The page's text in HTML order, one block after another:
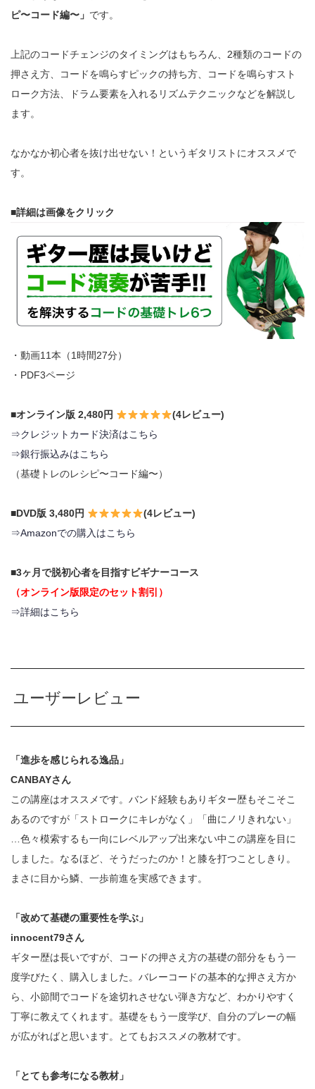
ピ〜コード編〜」 です。
上記のコードチェンジのタイミングはもちろん、2種類のコードの
押さえ方、コードを鳴らすピックの持ち方、コードを鳴らすスト
ローク方法、ドラム要素を入れるリズムテクニックなどを解説し
ます。
なかなか初心者を抜け出せない！というギタリストにオススメで
す。
■詳細は画像をクリック
・動画11本（1時間27分）
・PDF3ページ
■オンライン版 2,480円
(4レビュー)
⇒クレジットカード決済はこちら
⇒銀行振込みはこちら
（基礎トレのレシピ〜コード編〜）
■DVD版 3,480円
(4レビュー)
⇒Amazonでの購入はこちら
■3ヶ月で脱初心者を目指すビギナーコース
（オンライン版限定のセット割引）
⇒詳細はこちら
ユーザーレビュー
「進歩を感じられる逸品」
CANBAYさん
この講座はオススメです。バンド経験もありギター歴もそこそこ
あるのですが「ストロークにキレがなく」「曲にノリきれない」
…色々模索するも一向にレベルアップ出来ない中この講座を目に
しました。なるほど、そうだったのか！と膝を打つことしきり。
まさに目から鱗、一歩前進を実感できます。
「改めて基礎の重要性を学ぶ」
innocent79さん
ギター歴は長いですが、コードの押さえ方の基礎の部分をもう一
度学びたく、購入しました。バレーコードの基本的な押さえ方か
ら、小節間でコードを途切れさせない弾き方など、わかりやすく
丁寧に教えてくれます。基礎をもう一度学び、自分のプレーの幅
が広がればと思います。とてもおススメの教材です。
「とても参考になる教材」